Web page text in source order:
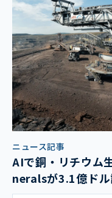
ニュース記事
AIで銅・リチウム
neralsが3.1億ド